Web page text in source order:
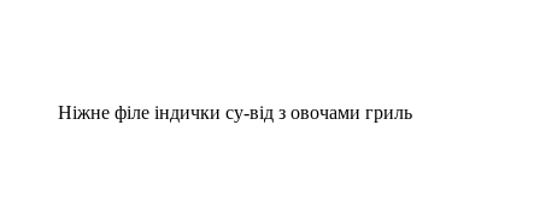
Ніжне філе індички су-від з овочами гриль